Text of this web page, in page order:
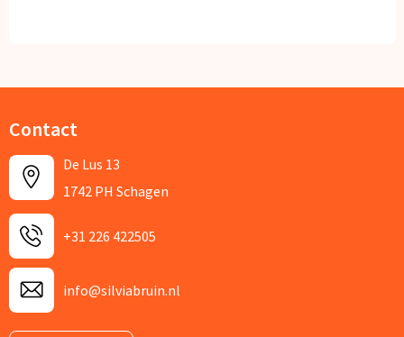
Contact
De Lus 13
1742 PH Schagen
+31 226 422505
info@silviabruin.nl